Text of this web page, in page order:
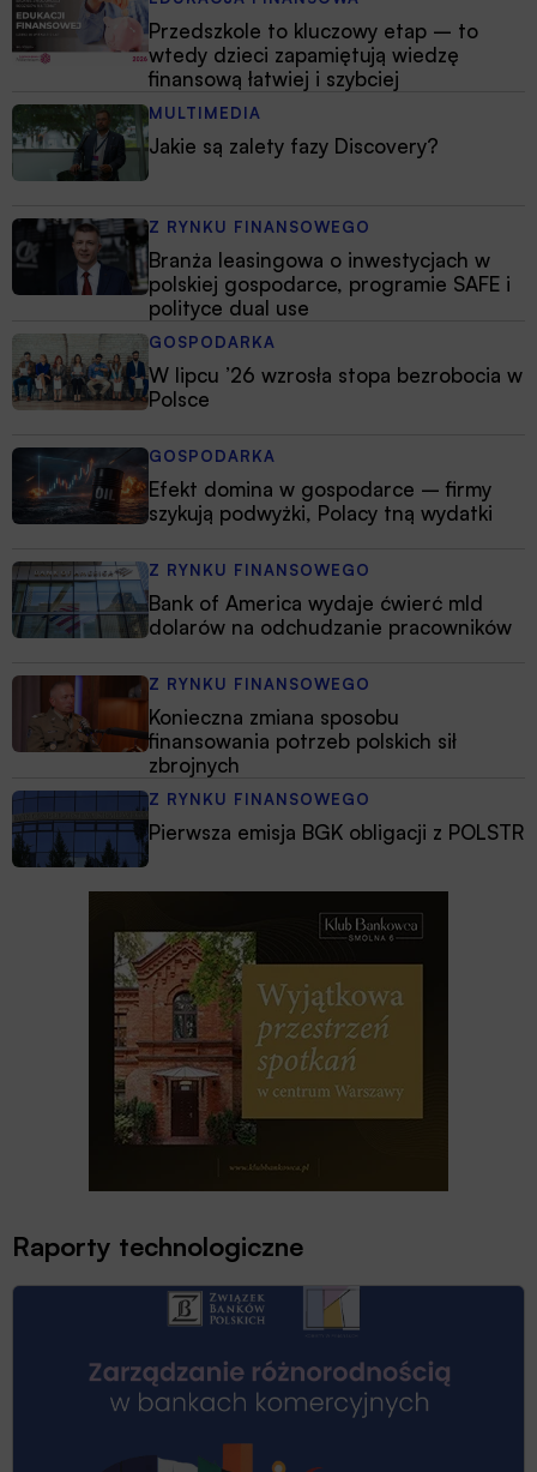
Przedszkole to kluczowy etap – to
wtedy dzieci zapamiętują wiedzę
finansową łatwiej i szybciej
MULTIMEDIA
Jakie są zalety fazy Discovery?
Z RYNKU FINANSOWEGO
Branża leasingowa o inwestycjach w
polskiej gospodarce, programie SAFE i
polityce dual use
GOSPODARKA
W lipcu ’26 wzrosła stopa bezrobocia w
Polsce
GOSPODARKA
Efekt domina w gospodarce – firmy
szykują podwyżki, Polacy tną wydatki
Z RYNKU FINANSOWEGO
Bank of America wydaje ćwierć mld
dolarów na odchudzanie pracowników
Z RYNKU FINANSOWEGO
Konieczna zmiana sposobu
finansowania potrzeb polskich sił
zbrojnych
Z RYNKU FINANSOWEGO
Pierwsza emisja BGK obligacji z POLSTR
Raporty technologiczne